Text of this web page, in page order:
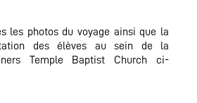
les photos du voyage ainsi que la
des élèves au sein de la
Temple Baptist Church ci-